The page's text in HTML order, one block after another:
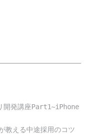
開発講座Part1~iPhone
教える中途採用のコツ